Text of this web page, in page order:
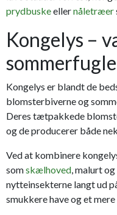
prydbuskeellernåletræer
Kongelys –
Kongelys er blandt de
blomsterbiverne og
Deres tætpakkede
og de producerer både
Ved at kombinere
somskælhoved, malurt
nytteinsekterne langt ud
smukkere have og et